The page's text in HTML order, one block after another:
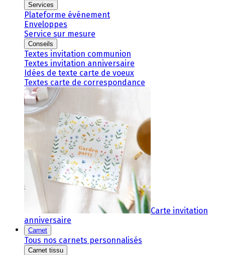
Services
Plateforme événement
Enveloppes
Service sur mesure
Conseils
Textes invitation communion
Textes invitation anniversaire
Idées de texte carte de voeux
Textes carte de correspondance
Carte invitation
anniversaire
Carnet
Tous nos carnets personnalisés
Carnet tissu